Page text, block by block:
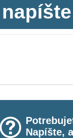
Napíšte,